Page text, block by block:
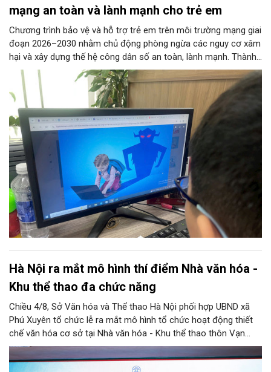
mạng an toàn và lành mạnh cho trẻ em
Chương trình bảo vệ và hỗ trợ trẻ em trên môi trường mạng giai
đoạn 2026–2030 nhằm chủ động phòng ngừa các nguy cơ xâm
hại và xây dựng thế hệ công dân số an toàn, lành mạnh. Thành
phố đề ra các chỉ tiêu lớn như phổ cập giải pháp an ninh mạng
tại các trường học, ngăn chặn thông tin độc hại từ đường
truyền Internet và hỗ trợ 100% trẻ em bị xâm hại. 11 nhóm
nhiệm vụ trọng tâm được giao cho các sở, ngành thực hiện
đồng bộ, từ hoàn thiện pháp lý, phát triển công nghệ AI, hạ tầng
IPv6 đến truyền thông và hỗ trợ sức khỏe tâm thần. Bên cạnh
đó, chương trình siết chặt trách nhiệm của doanh nghiệp công
nghệ, viễn thông và đơn vị cung cấp trò chơi điện tử trong việc
gỡ bỏ nội dung độc hại và bảo vệ thông tin riêng tư của trẻ.
Hà Nội ra mắt mô hình thí điểm Nhà văn hóa -
Khu thể thao đa chức năng
Chiều 4/8, Sở Văn hóa và Thể thao Hà Nội phối hợp UBND xã
Phú Xuyên tổ chức lễ ra mắt mô hình tổ chức hoạt động thiết
chế văn hóa cơ sở tại Nhà văn hóa - Khu thể thao thôn Vạn
Điểm, xã Phú Xuyên.